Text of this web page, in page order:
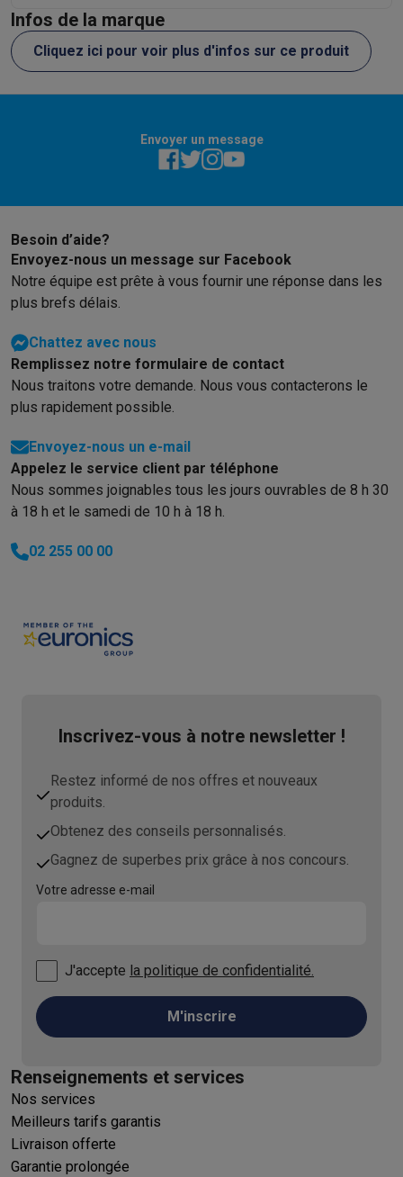
Info & actions
Soldes
Soldes petit
ActionsDeals du moment Promotions Cashbacks
Black
Gift card
Réparation de votre appareil
Gros électro & encastrableTrouvez votre machine à laver
Sport & LoisirsChoisir une montre connectée
Outlet
Outlet Toutes nos offres outlet Outlet multimedia & téléphonie
Infos de la marque
Cliquez ici pour voir plus d'infos sur ce produit
Envoyer un message
Besoin d’aide?
Envoyez-nous un message sur Facebook
Notre équipe est prête à vous fournir une réponse dans les
plus brefs délais.
Chattez avec nous
Remplissez notre formulaire de contact
Nous traitons votre demande. Nous vous contacterons le
plus rapidement possible.
Envoyez-nous un e-mail
Appelez le service client par téléphone
Nous sommes joignables tous les jours ouvrables de 8 h 30
à 18 h et le samedi de 10 h à 18 h.
02 255 00 00
Inscrivez-vous à notre newsletter !
Restez informé de nos offres et nouveaux
produits.
Obtenez des conseils personnalisés.
Gagnez de superbes prix grâce à nos concours.
Votre adresse e-mail
J'accepte la politique de confidentialité.
M'inscrire
Renseignements et services
Nos services
Meilleurs tarifs garantis
Livraison offerte
Garantie prolongée